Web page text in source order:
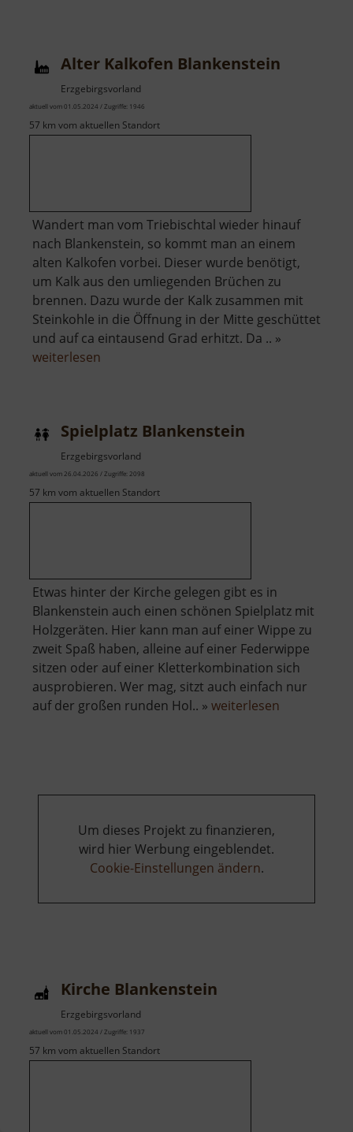
Alter Kalkofen Blankenstein
Erzgebirgsvorland
aktuell vom 01.05.2024 / Zugriffe: 1946
57 km vom aktuellen Standort
Wandert man vom Triebischtal wieder hinauf
nach Blankenstein, so kommt man an einem
alten Kalkofen vorbei. Dieser wurde benötigt,
um Kalk aus den umliegenden Brüchen zu
brennen. Dazu wurde der Kalk zusammen mit
Steinkohle in die Öffnung in der Mitte geschüttet
und auf ca eintausend Grad erhitzt. Da .. »
weiterlesen
Spielplatz Blankenstein
Erzgebirgsvorland
aktuell vom 26.04.2026 / Zugriffe: 2098
57 km vom aktuellen Standort
Etwas hinter der Kirche gelegen gibt es in
Blankenstein auch einen schönen Spielplatz mit
Holzgeräten. Hier kann man auf einer Wippe zu
zweit Spaß haben, alleine auf einer Federwippe
sitzen oder auf einer Kletterkombination sich
ausprobieren. Wer mag, sitzt auch einfach nur
auf der großen runden Hol.. » weiterlesen
Um dieses Projekt zu finanzieren,
wird hier Werbung eingeblendet.
Cookie-Einstellungen ändern.
Kirche Blankenstein
Erzgebirgsvorland
aktuell vom 01.05.2024 / Zugriffe: 1937
57 km vom aktuellen Standort